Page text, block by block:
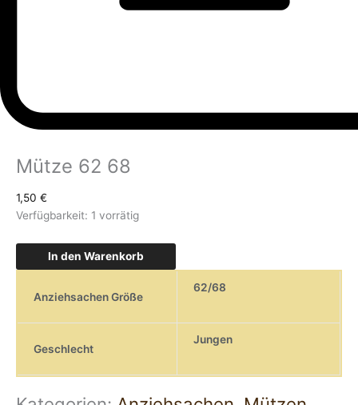
Mütze 62 68
1,50 €
Verfügbarkeit: 1 vorrätig
In den Warenkorb
Anziehsachen Größe
62/68
Geschlecht
Jungen